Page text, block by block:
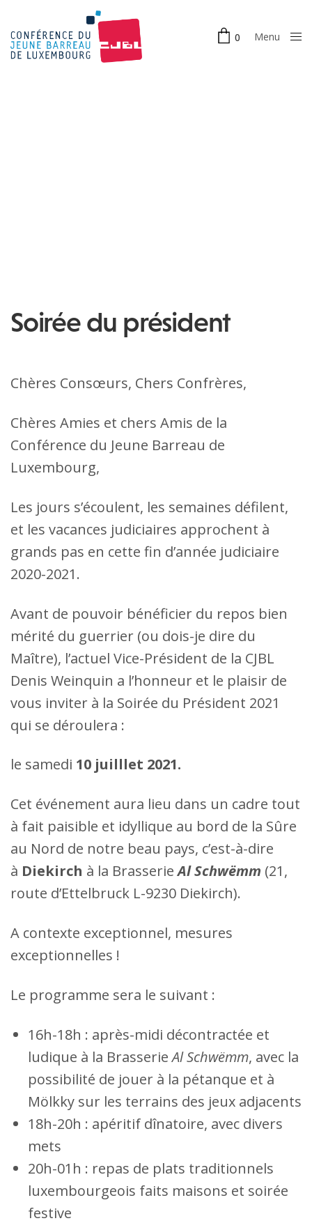
0 Menu
Soirée du président
Chères Consœurs, Chers Confrères,
Chères Amies et chers Amis de la
Conférence du Jeune Barreau de
Luxembourg,
Les jours s’écoulent, les semaines défilent,
et les vacances judiciaires approchent à
grands pas en cette fin d’année judiciaire
2020-2021.
Avant de pouvoir bénéficier du repos bien
mérité du guerrier (ou dois-je dire du
Maître), l’actuel Vice-Président de la CJBL
Denis Weinquin a l’honneur et le plaisir de
vous inviter à la Soirée du Président 2021
qui se déroulera :
le samedi 10 juilllet 2021.
Cet événement aura lieu dans un cadre tout
à fait paisible et idyllique au bord de la Sûre
au Nord de notre beau pays, c’est-à-dire
à Diekirch à la Brasserie Al Schwëmm (21,
route d’Ettelbruck L-9230 Diekirch).
A contexte exceptionnel, mesures
exceptionnelles !
Le programme sera le suivant :
16h-18h : après-midi décontractée et
ludique à la BrasserieAl Schwëmm, avec la
possibilité de jouer à la pétanque et à
Mölkky sur les terrains des jeux adjacents
18h-20h : apéritif dînatoire, avec divers
mets
20h-01h : repas de plats traditionnels
luxembourgeois faits maisons et soirée
festive